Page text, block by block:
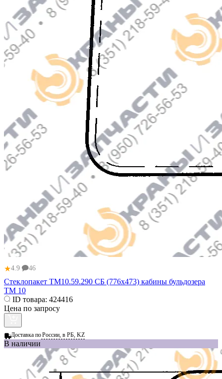
★4.9 46
Стеклопакет ТМ10.59.290 СБ (776x473) кабины бульдозера
ТМ 10
ID товара: 424416
Цена по запросу
Доставка поРоссии, в РБ, KZ
В наличии